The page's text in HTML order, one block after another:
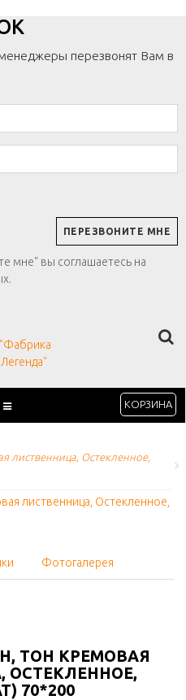
перезвонят Вам в
мне" вы соглашаетесь на
КОРЗИНА
лиственница, Остекленное,
Фотогалерея
ТОН КРЕМОВАЯ
ОСТЕКЛЕННОЕ,
70*200